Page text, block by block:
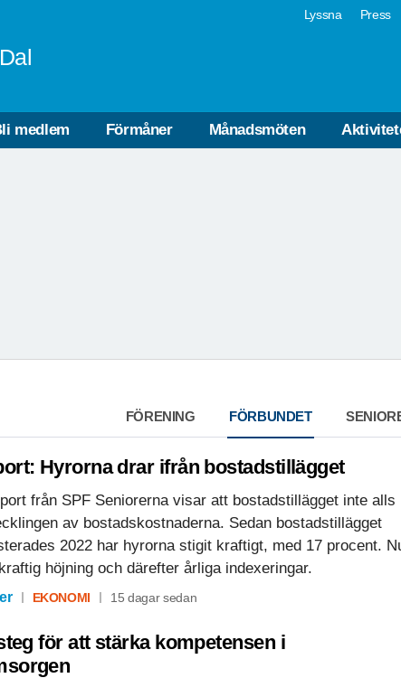
Lyssna Press
medlem Förmåner Månadsmöten
SÖDRA DAL
PROGRAM 2026
Läs här
FÖRENING FÖRBUNDET
Hyrorna drar ifrån bostadstillägget
från SPF Seniorerna visar att bostadstillägget inte alls
av bostadskostnaderna. Sedan bostadstillägget
2022 har hyrorna stigit kraftigt, med 17 procent.
höjning och därefter årliga indexeringar.
EKONOMI 15 dagar sedan
för att stärka kompetensen i